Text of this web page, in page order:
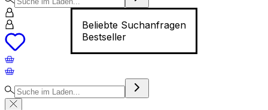
Beliebte Suchanfragen
Bestseller